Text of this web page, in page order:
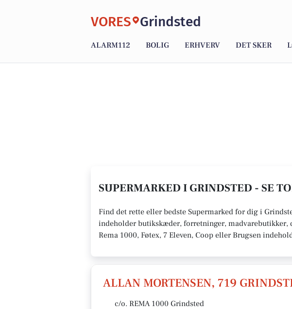
VORES Grindsted
ALARM112 BOLIG ERHVERV DET SKER
SUPERMARKED I GRINDSTED - SE
Find det rette eller bedste Supermarked for dig i
indeholder butikskæder, forretninger, madvarebutikker,
Rema 1000, Føtex, 7 Eleven, Coop eller Brugsen
ALLAN MORTENSEN, 719
c/o. REMA 1000 Grindsted